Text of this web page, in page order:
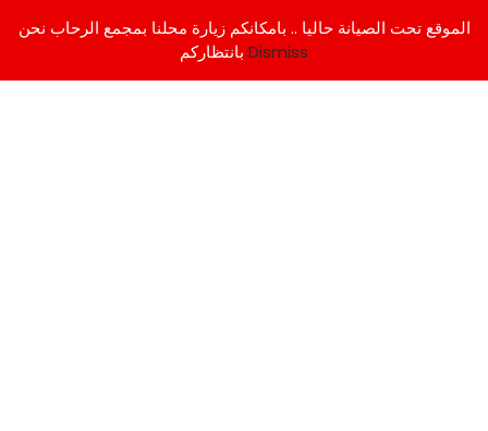
الموقع تحت الصيانة حاليا .. بامكانكم زيارة محلنا بمجمع الرحاب نحن
Dismiss